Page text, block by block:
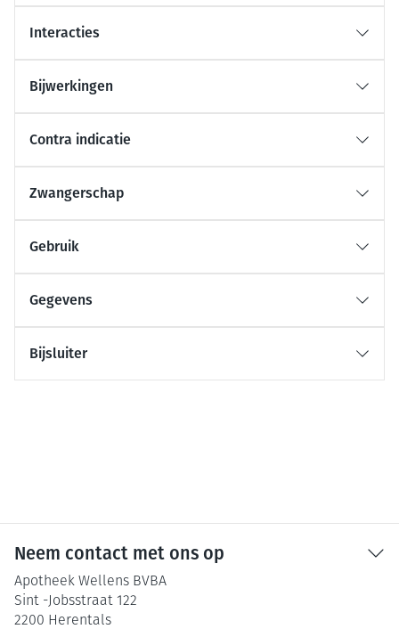
Interacties
Bijwerkingen
Contra indicatie
Zwangerschap
Gebruik
Gegevens
Bijsluiter
Neem contact met ons op
Apotheek Wellens BVBA
Sint -Jobsstraat 122
2200 Herentals